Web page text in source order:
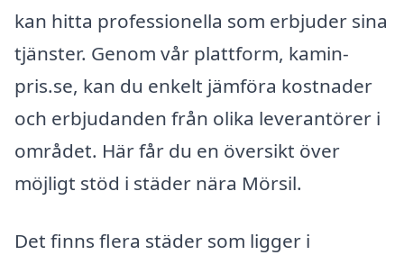
kan hitta professionella som erbjuder sina
tjänster. Genom vår plattform, kamin-
pris.se, kan du enkelt jämföra kostnader
och erbjudanden från olika leverantörer i
området. Här får du en översikt över
möjligt stöd i städer nära Mörsil.
Det finns flera städer som ligger i